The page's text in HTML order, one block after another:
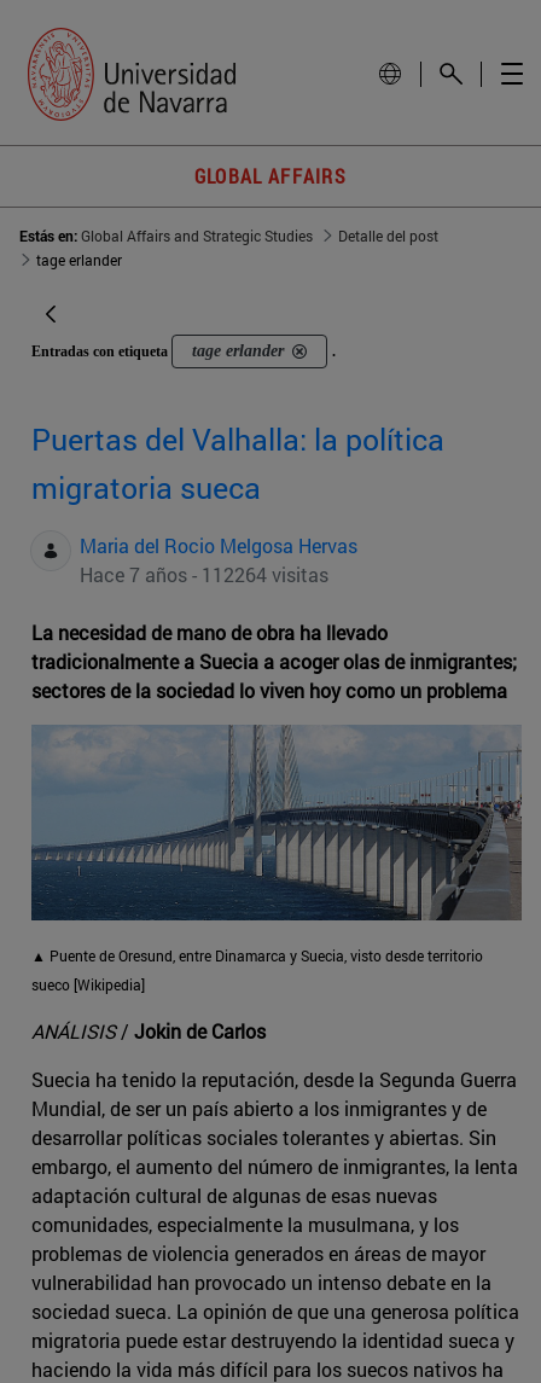
GLOBAL AFFAIRS
Estás en:Global Affairs and Strategic Studies
Detalle del post
tage erlander
Entradas con etiqueta tage erlander .
Puertas del Valhalla: la política
migratoria sueca
Maria del Rocio Melgosa Hervas
Hace 7 años - 112264 visitas
La necesidad de mano de obra ha llevado
tradicionalmente a Suecia a acoger olas de inmigrantes;
sectores de la sociedad lo viven hoy como un problema
▲ Puente de Oresund, entre Dinamarca y Suecia, visto desde territorio
sueco [Wikipedia]
ANÁLISIS/ Jokin de Carlos
Suecia ha tenido la reputación, desde la Segunda Guerra
Mundial, de ser un país abierto a los inmigrantes y de
desarrollar políticas sociales tolerantes y abiertas. Sin
embargo, el aumento del número de inmigrantes, la lenta
adaptación cultural de algunas de esas nuevas
comunidades, especialmente la musulmana, y los
problemas de violencia generados en áreas de mayor
vulnerabilidad han provocado un intenso debate en la
sociedad sueca. La opinión de que una generosa política
migratoria puede estar destruyendo la identidad sueca y
haciendo la vida más difícil para los suecos nativos ha